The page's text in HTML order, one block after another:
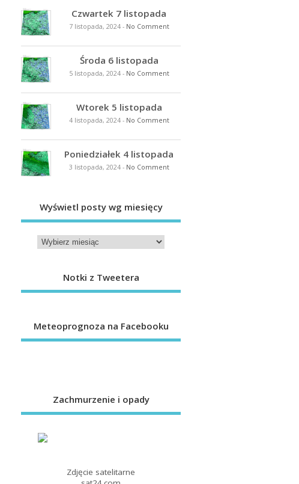
Czwartek 7 listopada
7 listopada, 2024- No Comment
Środa 6 listopada
5 listopada, 2024- No Comment
Wtorek 5 listopada
4 listopada, 2024- No Comment
Poniedziałek 4 listopada
3 listopada, 2024- No Comment
Wyświetl posty wg miesięcy
Notki z Tweetera
Meteoprognoza na Facebooku
Zachmurzenie i opady
Zdjęcie satelitarne